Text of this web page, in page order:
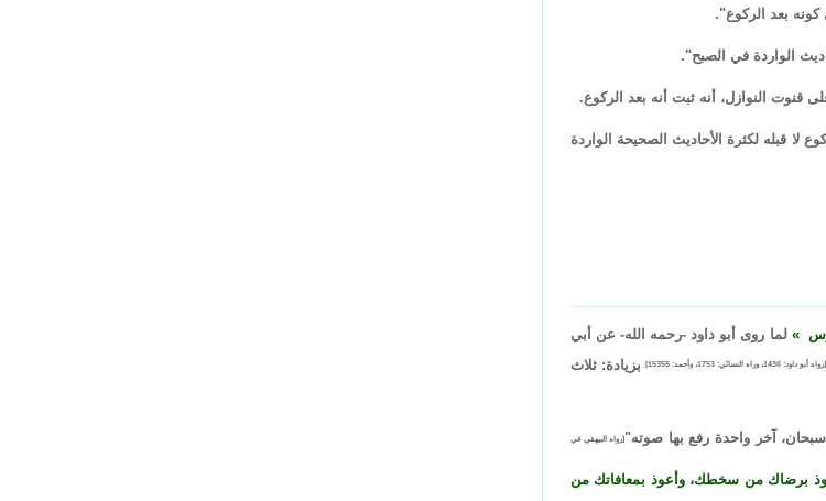
كونه بعد الركوع".
الواردة في الصبح".
النوازل، أنه ثبت أنه بعد الركوع.
لا قبله لكثرة الأحاديث الصحيحة الواردة
لما روى أبو داود -رحمه الله- عن أبي
[رواه أبو داود: 1430، وراه النسائي: 1753، وأحمد: 15355]
بزيادة: ثلاث
آخر واحدة رفع بها صوته"[رواه البيهقي في
برضاك من سخطك، وأعوذ بمعافاتك من